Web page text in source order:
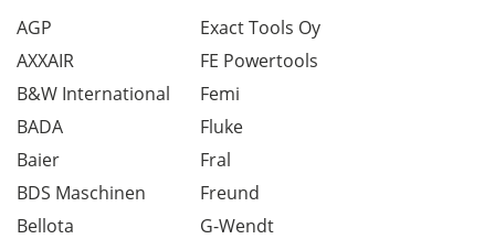
AGP
AXXAIR
B&W International
BADA
Baier
BDS Maschinen
Bellota
Exact Tools Oy
FE Powertools
Femi
Fluke
Fral
Freund
G-Wendt